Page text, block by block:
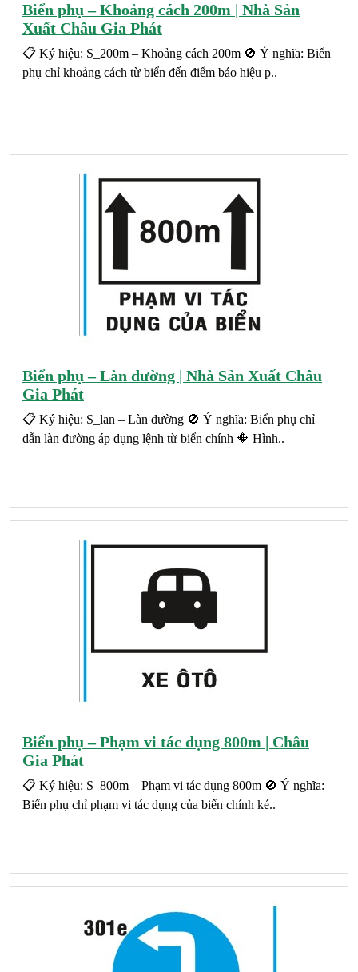
Biển phụ – Khoảng cách 200m | Nhà Sản
Xuất Châu Gia Phát
📋 Ký hiệu: S_200m – Khoảng cách 200m 🚫 Ý nghĩa: Biển
phụ chỉ khoảng cách từ biển đến điểm báo hiệu p..
Biển phụ – Làn đường | Nhà Sản Xuất Châu
Gia Phát
📋 Ký hiệu: S_lan – Làn đường 🚫 Ý nghĩa: Biển phụ chỉ
dẫn làn đường áp dụng lệnh từ biển chính 🔶 Hình..
Biển phụ – Phạm vi tác dụng 800m | Châu
Gia Phát
📋 Ký hiệu: S_800m – Phạm vi tác dụng 800m 🚫 Ý nghĩa:
Biển phụ chỉ phạm vi tác dụng của biển chính ké..